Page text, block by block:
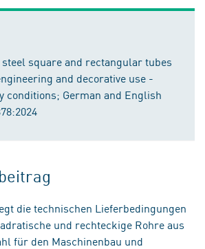
square and rectangular tubes
and decorative use -
conditions; German and English
die technischen Lieferbedingungen
und rechteckige Rohre aus
für den Maschinenbau und